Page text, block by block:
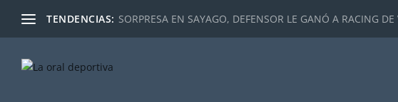
TENDENCIAS: SORPRESA EN SAYAGO, DEFENSOR LE GANÓ A RACING DE